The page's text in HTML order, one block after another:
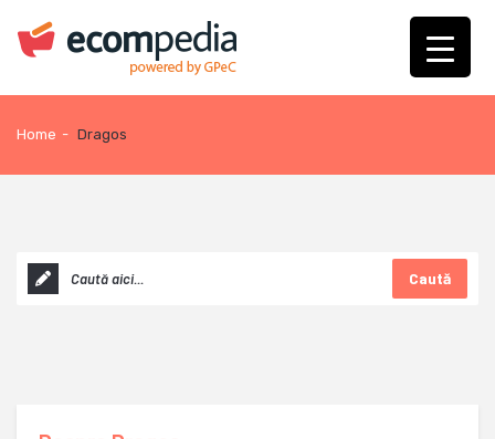
Home - Dragos
Caută